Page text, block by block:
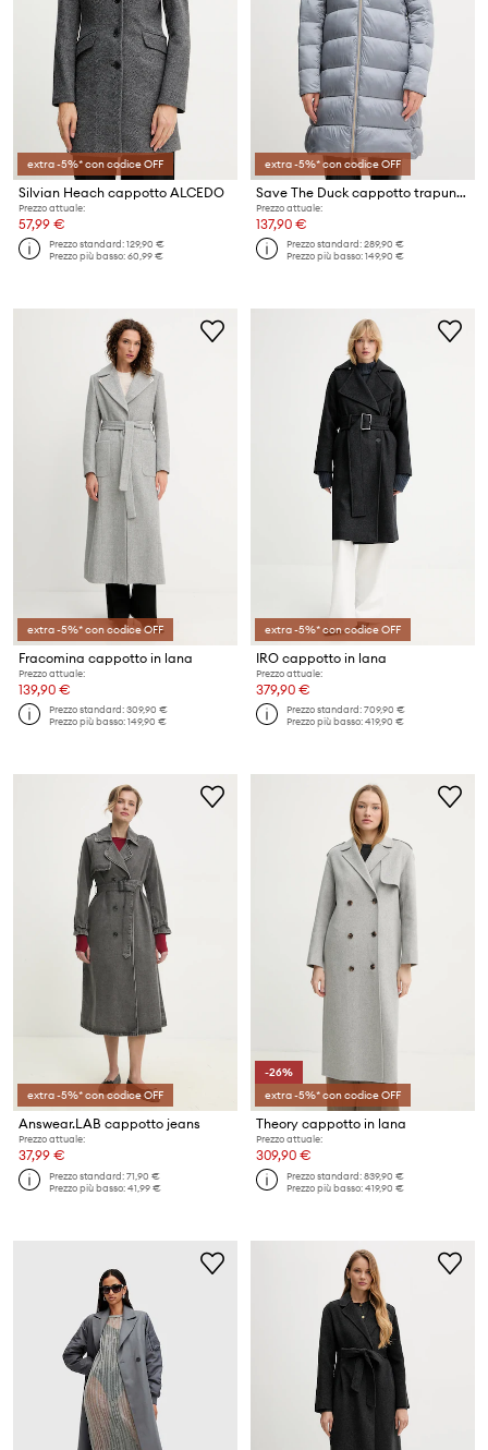
extra -5%* con codice OFF
Silvian Heach cappotto ALCEDO
Prezzo attuale:
57,99 €
Prezzo standard:129,90 €
Prezzo più basso:60,99 €
extra -5%* con codice OFF
Save The Duck cappotto trapuntato da donna LYSA
Prezzo attuale:
137,90 €
Prezzo standard:289,90 €
Prezzo più basso:149,90 €
extra -5%* con codice OFF
Fracomina cappotto in lana
Prezzo attuale:
139,90 €
Prezzo standard:309,90 €
Prezzo più basso:149,90 €
extra -5%* con codice OFF
IRO cappotto in lana
Prezzo attuale:
379,90 €
Prezzo standard:709,90 €
Prezzo più basso:419,90 €
extra -5%* con codice OFF
Answear.LAB cappotto jeans
Prezzo attuale:
37,99 €
Prezzo standard:71,90 €
Prezzo più basso:41,99 €
-26%
extra -5%* con codice OFF
Theory cappotto in lana
Prezzo attuale:
309,90 €
Prezzo standard:839,90 €
Prezzo più basso:419,90 €